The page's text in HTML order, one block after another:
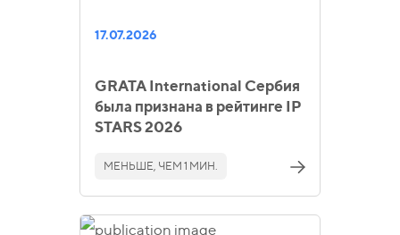
17.07.2026
GRATA International Сербия
была признана в рейтинге IP
STARS 2026
МЕНЬШЕ, ЧЕМ 1 МИН.